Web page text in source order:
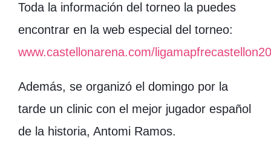
Toda la información del torneo la puedes
encontrar en la web especial del torneo:
www.castellonarena.com/
Además, se organizó el domingo por la
tarde un clinic con el mejor jugador español
de la historia, Antomi Ramos.